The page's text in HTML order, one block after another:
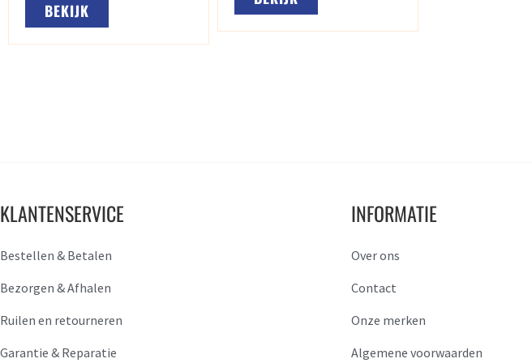
BEKIJK
KLANTENSERVICE
Bestellen & Betalen
Bezorgen & Afhalen
Ruilen en retourneren
Garantie & Reparatie
INFORMATIE
Over ons
Contact
Onze merken
Algemene voorwaarden